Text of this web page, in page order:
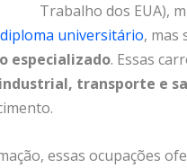
Trabalho dos EUA),
universitário, mas
especializado. Essas
transporte e
essas ocupações